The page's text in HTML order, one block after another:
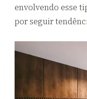
envolvendo esse
por seguir